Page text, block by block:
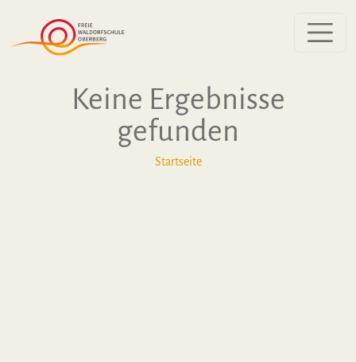
Keine Ergebnisse
gefunden
Startseite